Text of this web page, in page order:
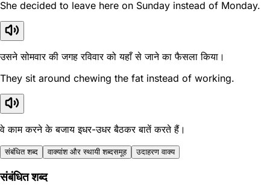
She decided to leave here on Sunday instead of Monday.
उसने सोमवार की जगह रविवार को यहाँ से जाने का फैसला किया।
They sit around chewing the fat instead of working.
वे काम करने के बजाय इधर-उधर बैठकर बातें करते हैं।
संबंधित शब्द वाक्यांश और स्थायी शब्दसमूह उदाहरण वाक्य
संबंधित शब्द